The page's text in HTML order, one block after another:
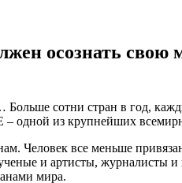
осознать свою
сотни стран в год,
одной из крупнейших
Человек все меньше
и артисты, журналисты
мира.